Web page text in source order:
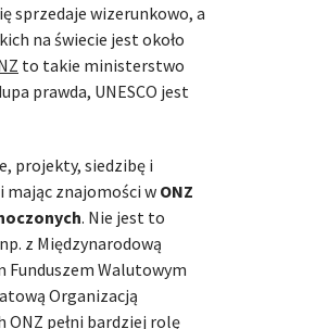
sprzedaje wizerunkowo, a
na świecie jest około
to takie ministerstwo
prawda, UNESCO jest
projekty, siedzibę i
mając znajomości w ONZ
. Nie jest to
z Międzynarodową
Funduszem Walutowym
Organizacją
ONZ pełni bardziej rolę